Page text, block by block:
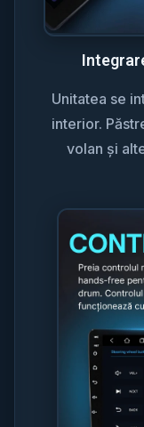
Unitatea se
interior.
volan și